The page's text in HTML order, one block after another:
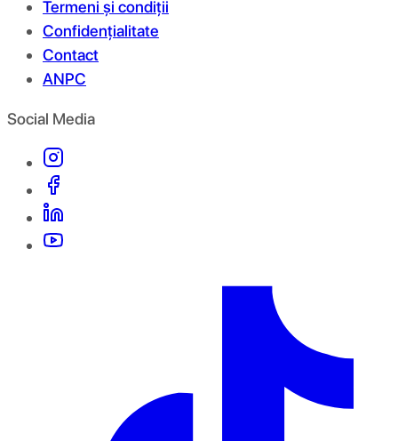
Termeni și condiții
Confidențialitate
Contact
ANPC
Social Media